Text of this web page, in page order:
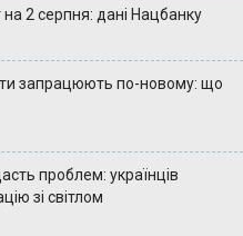
2 серпня: дані Нацбанку
запрацюють по-новому: що
проблем: українців
зі світлом